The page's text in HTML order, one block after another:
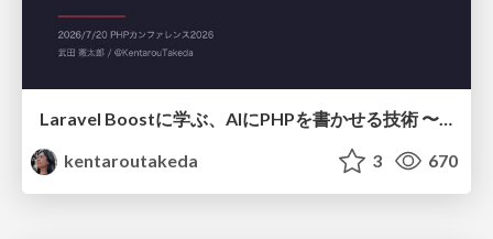
kentaroutakeda
3 670